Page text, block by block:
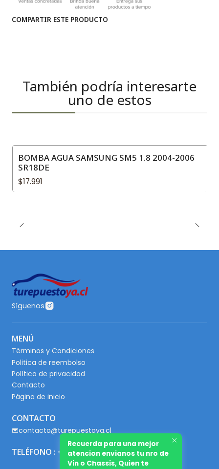
COMPARTIR ESTE PRODUCTO
También podría interesarte
uno de estos
BOMBA AGUA SAMSUNG SM5 1.8 2004-2006
SR18DE
$17.991
Síguenos
MENÚ
Términos y Condiciones
Politica de reembolso
Política de privacidad
Contacto
Página de inicio
CONTACTO
contacto@turepuestoya.cl
TELÉFONO : +56 9 65667345
Recuerda para una mejor
atencion envianos tu nro de
Vin o Chassis, Quien te